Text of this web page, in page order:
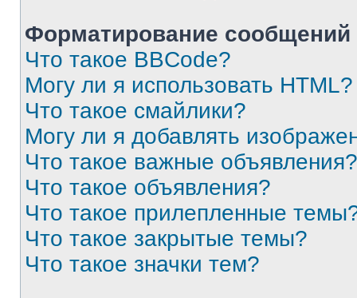
Форматирование
Что такое BBCode?
Могу ли я использовать HTML?
Что такое смайлики?
Могу ли я добавлять
Что такое важные объявления?
Что такое объявления?
Что такое прилепленные
Что такое закрытые темы?
Что такое значки тем?